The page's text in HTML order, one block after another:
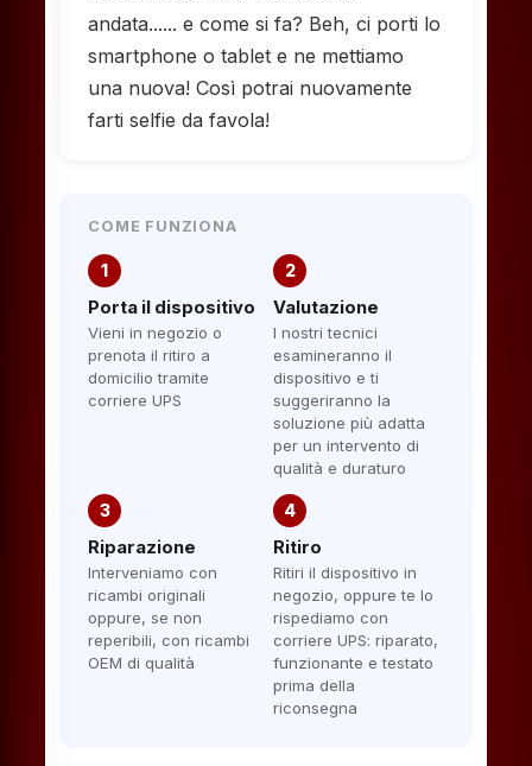
andata...... e come si fa? Beh, ci porti lo
smartphone o tablet e ne mettiamo
una nuova! Così potrai nuovamente
farti selfie da favola!
COME FUNZIONA
1
Porta il dispositivo
Vieni in negozio o
prenota il ritiro a
domicilio tramite
corriere UPS
2
Valutazione
I nostri tecnici
esamineranno il
dispositivo e ti
suggeriranno la
soluzione più adatta
per un intervento di
qualità e duraturo
3
Riparazione
Interveniamo con
ricambi originali
oppure, se non
reperibili, con ricambi
OEM di qualità
4
Ritiro
Ritiri il dispositivo in
negozio, oppure te lo
rispediamo con
corriere UPS: riparato,
funzionante e testato
prima della
riconsegna